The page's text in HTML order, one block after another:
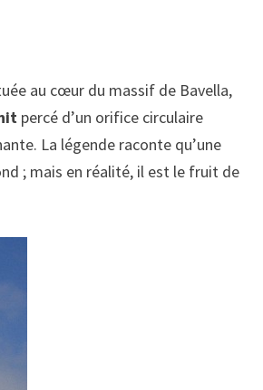
au cœur du massif de Bavella,
percé d’un orifice circulaire
La légende raconte qu’une
; mais en réalité, il est le fruit de